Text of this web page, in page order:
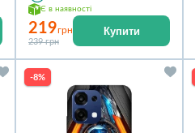
Є в наявності
219грн
239 грн
Купити
-8%